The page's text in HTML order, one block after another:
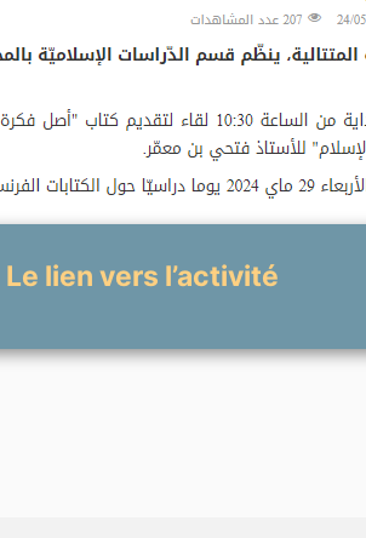
Le lien vers l’activité